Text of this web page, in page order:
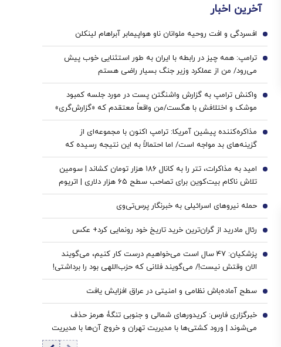
آخرین اخبار
افسردگی و افت روحیه ملوانان ناو هواپیمابر آبراهام لینکلن 1
ترامپ: همه چیز در رابطه با ایران به طور استثنایی خوب پیش
می‌رود/ من از عملکرد وزیر جنگ بسیار راضی هستم
2
واکنش ترامپ به گزارش واشنگتن پست در مورد جلسه کمبود
موشک و اختلافش با هگست/من واقعاً معتقدم که «گزارش‌گری»
دروغین آنها خیانت‌آمیز است! + عکس
3
مذاکره‌کننده پیشین آمریکا: ترامپ اکنون با مجموعه‌ای از
گزینه‌های بد مواجه است/ اما احتمالاً به این نتیجه رسیده که
نمی‌تواند این جنگ را برای همیشه ادامه دهد
4
امید به مذاکرات، تتر را به کانال ۱۸۶ هزار تومان کشاند | سومین
تلاش ناکام بیت‌کوین برای تصاحب سطح ۶۵ هزار دلاری | اتریوم
سبزپوش ماند، کاردانو در صدر بازدهی بازار
5
حمله نیروهای اسرائیلی به خبرنگار پرس‌تی‌وی 6
رئال مادرید از گران‌ترین خرید تاریخ خود رونمایی کرد+ عکس 7
پزشکیان: ۴۷ سال است می‌خواهیم درست کار کنیم، می‌گویند
الان وقتش نیست!/ می‌گویند فلانی که حزب‌اللهی بود را برداشتی!
+ فیلم
8
سطح آماده‌باش نظامی و امنیتی در عراق افزایش یافت 9
خبرگزاری فارس: کریدورهای شمالی و جنوبی تنگۀ هرمز حذف
می‌شوند | ورود کشتی‌ها با مدیریت تهران و خروج آن‌ها با مدیریت
مشترک تهران و مسقط خواهد بود | عوارض برای گذر از تنگه در
10